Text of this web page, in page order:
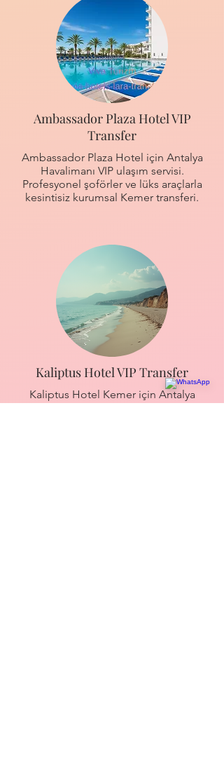
Ambassador Plaza Hotel VIP
Transfer
Ambassador Plaza Hotel için Antalya
Havalimanı VIP ulaşım servisi.
Profesyonel şoförler ve lüks araçlarla
kesintisiz kurumsal Kemer transferi.
Kaliptus Hotel VIP Transfer
Kaliptus Hotel Kemer için Antalya
Havalimanı VIP ulaşım. Lüks Mercedes